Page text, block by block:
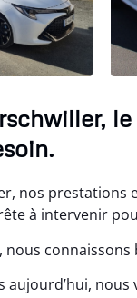
nos prestations
à intervenir
nous connaissons
aujourd’hui,